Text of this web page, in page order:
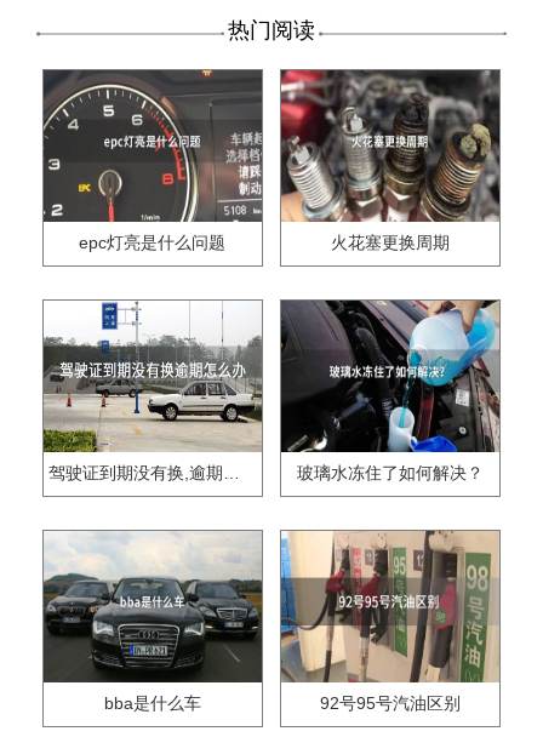
热门阅读
epc灯亮是什么问题 火花塞更换周期
驾驶证到期没有换,逾期怎么办?? 玻璃水冻住了如何解决？
bba是什么车 92号95号汽油区别